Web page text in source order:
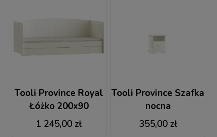
Tooli Province Royal
Łóżko 200x90
1 245,00 zł
Tooli Province Szafka
nocna
355,00 zł